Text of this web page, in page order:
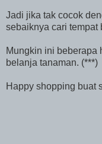
Jadi jika tak cocok
sebaiknya cari tempat
Mungkin ini beberapa
belanja tanaman. (***)
Happy shopping buat